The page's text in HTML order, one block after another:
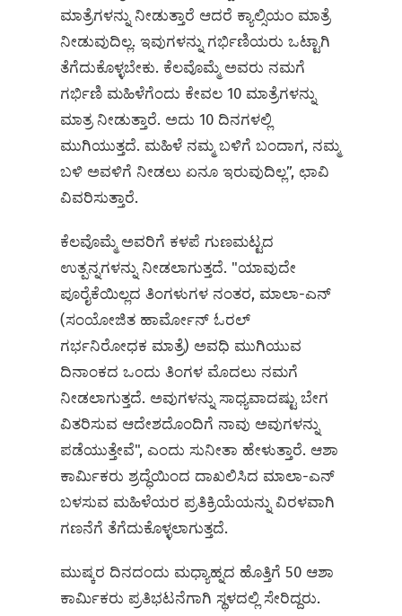
ಮಾತ್ರೆಗಳನ್ನು ನೀಡುತ್ತಾರೆ ಆದರೆ ಕ್ಯಾಲ್ಸಿಯಂ ಮಾತ್ರೆ
ನೀಡುವುದಿಲ್ಲ. ಇವುಗಳನ್ನು ಗರ್ಭಿಣಿಯರು ಒಟ್ಟಾಗಿ
ತೆಗೆದುಕೊಳ್ಳಬೇಕು. ಕೆಲವೊಮ್ಮೆ ಅವರು ನಮಗೆ
ಗರ್ಭಿಣಿ ಮಹಿಳೆಗೆಂದು ಕೇವಲ 10 ಮಾತ್ರೆಗಳನ್ನು
ಮಾತ್ರ ನೀಡುತ್ತಾರೆ. ಅದು 10 ದಿನಗಳಲ್ಲಿ
ಮುಗಿಯುತ್ತದೆ. ಮಹಿಳೆ ನಮ್ಮ ಬಳಿಗೆ ಬಂದಾಗ, ನಮ್ಮ
ಬಳಿ ಅವಳಿಗೆ ನೀಡಲು ಏನೂ ಇರುವುದಿಲ್ಲ”, ಛಾವಿ
ವಿವರಿಸುತ್ತಾರೆ.
ಕೆಲವೊಮ್ಮೆ ಅವರಿಗೆ ಕಳಪೆ ಗುಣಮಟ್ಟದ
ಉತ್ಪನ್ನಗಳನ್ನು ನೀಡಲಾಗುತ್ತದೆ. "ಯಾವುದೇ
ಪೂರೈಕೆಯಿಲ್ಲದ ತಿಂಗಳುಗಳ ನಂತರ, ಮಾಲಾ-ಎನ್
(ಸಂಯೋಜಿತ ಹಾರ್ಮೋನ್ ಓರಲ್
ಗರ್ಭನಿರೋಧಕ ಮಾತ್ರೆ) ಅವಧಿ ಮುಗಿಯುವ
ದಿನಾಂಕದ ಒಂದು ತಿಂಗಳ ಮೊದಲು‌ ನಮಗೆ
ನೀಡಲಾಗುತ್ತದೆ. ಅವುಗಳನ್ನು ಸಾಧ್ಯವಾದಷ್ಟು ಬೇಗ
ವಿತರಿಸುವ ಆದೇಶದೊಂದಿಗೆ ನಾವು ಅವುಗಳನ್ನು
ಪಡೆಯುತ್ತೇವೆ", ಎಂದು ಸುನೀತಾ ಹೇಳುತ್ತಾರೆ. ಆಶಾ
ಕಾರ್ಮಿಕರು ಶ್ರದ್ಧೆಯಿಂದ ದಾಖಲಿಸಿದ ಮಾಲಾ-ಎನ್
ಬಳಸುವ ಮಹಿಳೆಯರ ಪ್ರತಿಕ್ರಿಯೆಯನ್ನು ವಿರಳವಾಗಿ
ಗಣನೆಗೆ ತೆಗೆದುಕೊಳ್ಳಲಾಗುತ್ತದೆ.
ಮುಷ್ಕರ ದಿನದಂದು ಮಧ್ಯಾಹ್ನದ ಹೊತ್ತಿಗೆ 50 ಆಶಾ
ಕಾರ್ಮಿಕರು ಪ್ರತಿಭಟನೆಗಾಗಿ ಸ್ಥಳದಲ್ಲಿ ಸೇರಿದ್ದರು.